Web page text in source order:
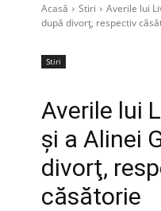
Acasă Stiri
Averile lui
după divorţ, respectiv
Stiri
Averile lui
şi a Alinei
divorţ,
căsătorie